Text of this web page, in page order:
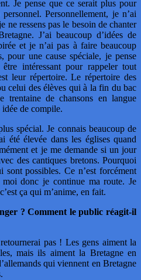
Je pense que ce serait plus pour
Personnellement, je n’ai
ne ressens pas le besoin de chanter
J’ai beaucoup d’idées de
et je n’ai pas à faire beaucoup
pour une cause spéciale, je pense
intéressant pour rappeler tout
leur répertoire. Le répertoire des
celui des élèves qui à la fin du bac
trentaine de chansons en langue
de compile.
spécial. Je connais beaucoup de
été élevée dans les églises quand
et je me demande si un jour
des cantiques bretons. Pourquoi
possibles. Ce n’est forcément
donc je continue ma route. Je
ça qui m’anime, en fait.
? Comment le public réagit-il
pas ! Les gens aiment la
mais ils aiment la Bretagne en
qui viennent en Bretagne